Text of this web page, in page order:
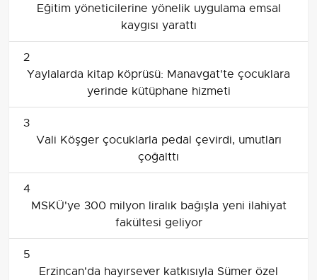
Eğitim yöneticilerine yönelik uygulama emsal
kaygısı yarattı
2
Yaylalarda kitap köprüsü: Manavgat'te çocuklara
yerinde kütüphane hizmeti
3
Vali Köşger çocuklarla pedal çevirdi, umutları
çoğalttı
4
MSKÜ'ye 300 milyon liralık bağışla yeni ilahiyat
fakültesi geliyor
5
Erzincan'da hayırsever katkısıyla Sümer özel